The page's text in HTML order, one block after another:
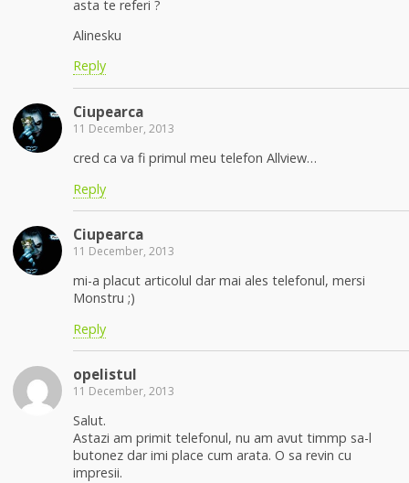
asta te referi ?
Alinesku
Reply
Ciupearca
11 December, 2013
cred ca va fi primul meu telefon Allview…
Reply
Ciupearca
11 December, 2013
mi-a placut articolul dar mai ales telefonul, mersi
Monstru ;)
Reply
opelistul
11 December, 2013
Salut.
Astazi am primit telefonul, nu am avut timmp sa-l
butonez dar imi place cum arata. O sa revin cu
impresii.